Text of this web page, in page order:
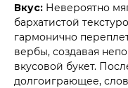
Вкус: Невероятно
бархатистой
гармонично
вербы, создавая
вкусовой букет.
долгоиграющее,